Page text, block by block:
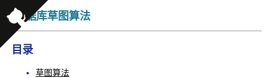
数据库草图算法
目录
草图算法